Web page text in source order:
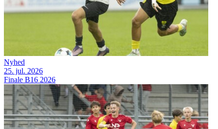
Nyhed
25. jul. 2026
Finale B16 2026